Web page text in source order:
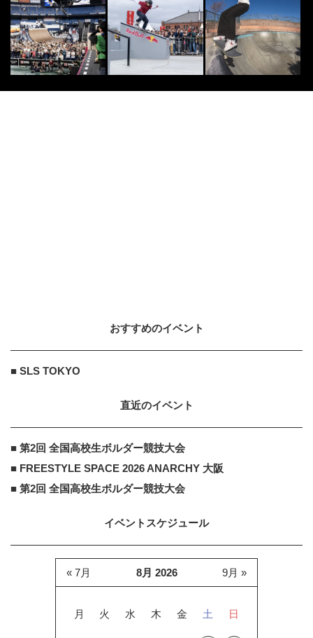
「World Cup Skateboarding Japa
n Round」優勝は...
2016.7.24
PR あんしんインプラント
あんしんインプラント
＜約1分＞アンケート回答者へ歯科
医師が監修したガイドブックをプレ
ゼント。65歳以...
おすすめのイベント
■ SLS TOKYO
直近のイベント
■ 第2回 全国高校生ボルダー競技大会
■ FREESTYLE SPACE 2026 ANARCHY 大阪
■ 第2回 全国高校生ボルダー競技大会
イベントスケジュール
8月 2026
月 火 水 木 金 土 日
« 7月 9月 »